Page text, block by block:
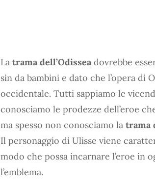
La trama dell’Odissea dovrebbe
sin da bambini e dato che l’opera di
occidentale. Tutti sappiamo le
conosciamo le prodezze dell’eroe
ma spesso non conosciamo la trama
Il personaggio di Ulisse viene
modo che possa incarnare l’eroe in
l’emblema.